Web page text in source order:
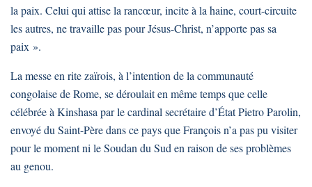
la paix. Celui qui attise la rancœur, incite à la haine, court-circuite
les autres, ne travaille pas pour Jésus-Christ, n’apporte pas sa
paix ».
La messe en rite zaïrois, à l’intention de la communauté
congolaise de Rome, se déroulait en même temps que celle
célébrée à Kinshasa par le cardinal secrétaire d’État Pietro Parolin,
envoyé du Saint-Père dans ce pays que François n’a pas pu visiter
pour le moment ni le Soudan du Sud en raison de ses problèmes
au genou.